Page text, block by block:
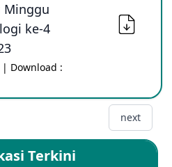
Minggu
ke-4
| Download :
next
Terkini